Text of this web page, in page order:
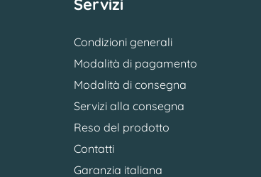
Servizi
Condizioni generali
Modalità di pagamento
Modalità di consegna
Servizi alla consegna
Reso del prodotto
Contatti
Garanzia italiana